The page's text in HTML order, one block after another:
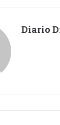
Diario